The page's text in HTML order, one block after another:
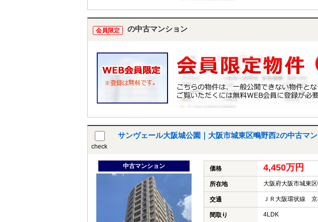
会員限定 の中古マンション
check
サンヴェール大阪城公園｜大阪市城東区鴫野西2の中古マ
中古マンション 価格 4,450万円
所在地 大阪府大阪市城東
交通 ＪＲ大阪環状線
間取り 4LDK